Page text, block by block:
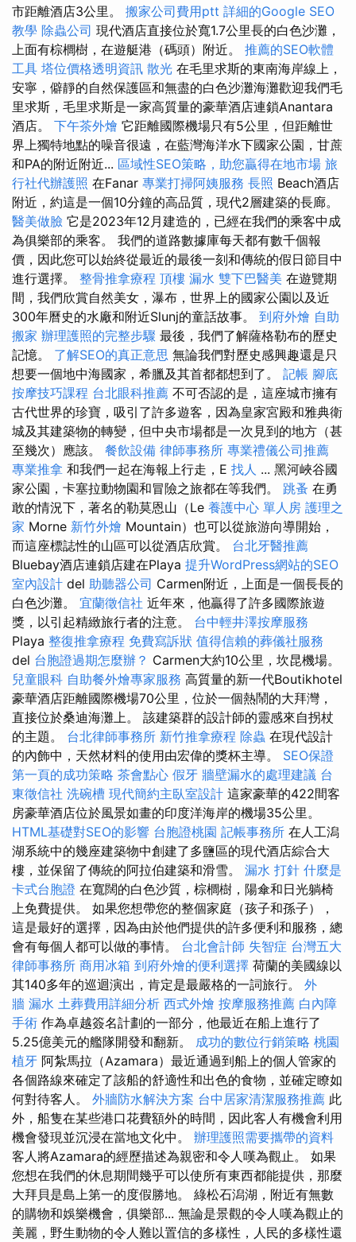
市距離酒店3公里。 搬家公司費用ptt 詳細的Google SEO
教學 除蟲公司 現代酒店直接位於寬1.7公里長的白色沙灘，
上面有棕櫚樹，在遊艇港（碼頭）附近。 推薦的SEO軟體
工具 塔位價格透明資訊 散光 在毛里求斯的東南海岸線上，
安寧，僻靜的自然保護區和無盡的白色沙灘海灘歡迎我們毛
里求斯，毛里求斯是一家高質量的豪華酒店連鎖Anantara
酒店。 下午茶外燴 它距離國際機場只有5公里，但距離世
界上獨特地點的噪音很遠，在藍灣海洋水下國家公園，甘蔗
和PA的附近附近... 區域性SEO策略，助您贏得在地市場 旅
行社代辦護照 在Fanar 專業打掃阿姨服務 長照 Beach酒店
附近，約這是一個10分鐘的高品質，現代2層建築的長廊。
醫美做臉 它是2023年12月建造的，已經在我們的乘客中成
為俱樂部的乘客。 我們的道路數據庫每天都有數千個報
價，因此您可以始終從最近的最後一刻和傳統的假日節目中
進行選擇。 整骨推拿療程 頂樓 漏水 雙下巴醫美 在遊覽期
間，我們欣賞自然美女，瀑布，世界上的國家公園以及近
300年曆史的水廠和附近Slunj的童話故事。 到府外燴 自助
搬家 辦理護照的完整步驟 最後，我們了解薩格勒布的歷史
記憶。 了解SEO的真正意思 無論我們對歷史感興趣還是只
想要一個地中海國家，希臘及其首都都想到了。 記帳 腳底
按摩技巧課程 台北眼科推薦 不可否認的是，這座城市擁有
古代世界的珍寶，吸引了許多遊客，因為皇家宮殿和雅典衛
城及其建築物的轉變，但中央市場都是一次見到的地方（甚
至幾次）應該。 餐飲設備 律師事務所 專業禮儀公司推薦
專業推拿 和我們一起在海報上行走，E 找人 ... 黑河峽谷國
家公園，卡塞拉動物園和冒險之旅都在等我們。 跳蚤 在勇
敢的情況下，著名的勒莫恩山（Le 養護中心 單人房 護理之
家 Morne 新竹外燴 Mountain）也可以從旅游向導開始，
而這座標誌性的山區可以從酒店欣賞。 台北牙醫推薦
Bluebay酒店連鎖店建在Playa 提升WordPress網站的SEO
室內設計 del 助聽器公司 Carmen附近，上面是一個長長的
白色沙灘。 宜蘭徵信社 近年來，他贏得了許多國際旅遊
獎，以引起精緻旅行者的注意。 台中輕井澤按摩服務
Playa 整復推拿療程 免費寫訴狀 值得信賴的葬儀社服務
del 台胞證過期怎麼辦？ Carmen大約10公里，坎昆機場。
兒童眼科 自助餐外燴專家服務 高質量的新一代Boutikhotel
豪華酒店距離國際機場70公里，位於一個熱鬧的大拜灣，
直接位於桑迪海灘上。 該建築群的設計師的靈感來自拐杖
的主題。 台北律師事務所 新竹推拿療程 除蟲 在現代設計
的內飾中，天然材料的使用由宏偉的獎杯主導。 SEO保證
第一頁的成功策略 茶會點心 假牙 牆壁漏水的處理建議 台
東徵信社 洗碗槽 現代簡約主臥室設計 這家豪華的422間客
房豪華酒店位於風景如畫的印度洋海岸的機場35公里。
HTML基礎對SEO的影響 台胞證桃園 記帳事務所 在人工潟
湖系統中的幾座建築物中創建了多鹽區的現代酒店綜合大
樓，並保留了傳統的阿拉伯建築和滑雪。 漏水 打針 什麼是
卡式台胞證 在寬闊的白色沙質，棕櫚樹，陽傘和日光躺椅
上免費提供。 如果您想帶您的整個家庭（孩子和孫子），
這是最好的選擇，因為由於他們提供的許多便利和服務，總
會有每個人都可以做的事情。 台北會計師 失智症 台灣五大
律師事務所 商用冰箱 到府外燴的便利選擇 荷蘭的美國線以
其140多年的巡迴演出，肯定是最嚴格的一詞旅行。 外
牆 漏水 土葬費用詳細分析 西式外燴 按摩服務推薦 白內障
手術 作為卓越簽名計劃的一部分，他最近在船上進行了
5.25億美元的艦隊開發和翻新。 成功的數位行銷策略 桃園
植牙 阿紮馬拉（Azamara）最近通過到船上的個人管家的
各個路線來確定了該船的舒適性和出色的食物，並確定瞭如
何對待客人。 外牆防水解決方案 台中居家清潔服務推薦 此
外，船隻在某些港口花費額外的時間，因此客人有機會利用
機會發現並沉浸在當地文化中。 辦理護照需要攜帶的資料
客人將Azamara的經歷描述為親密和令人嘆為觀止。 如果
您想在我們的休息期間幾乎可以使所有東西都能提供，那麼
大拜貝是島上第一的度假勝地。 綠松石潟湖，附近有無數
的購物和娛樂機會，俱樂部... 無論是景觀的令人嘆為觀止的
美麗，野生動物的令人難以置信的多樣性，人民的多樣性還